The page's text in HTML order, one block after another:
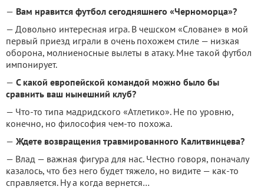
— Вам нравится футбол сегодняшнего «Черноморца»?
— Довольно интересная игра. В чешском «Словане» в мой
первый приезд играли в очень похожем стиле — низкая
оборона, молниеносные вылеты в атаку. Мне такой футбол
импонирует.
— С какой европейской командой можно было бы
сравнить ваш нынешний клуб?
— Что-то типа мадридского «Атлетико». Не по уровню,
конечно, но философия чем-то похожа.
— Ждете возвращения травмированного Калитвинцева?
— Влад — важная фигура для нас. Честно говоря, поначалу
казалось, что без него будет тяжело, но видите — как-то
справляется. Ну а когда вернется…